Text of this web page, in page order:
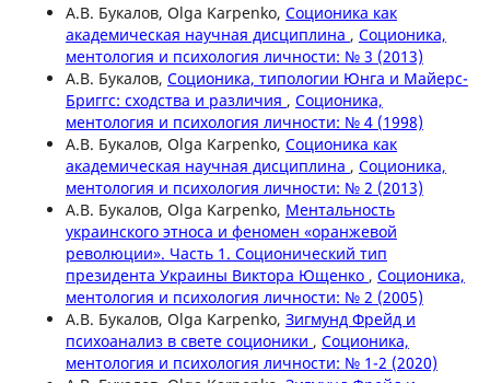
А.В. Букалов, Olga Karpenko, Соционика как
академическая научная дисциплина , Соционика,
ментология и психология личности: № 3 (2013)
А.В. Букалов, Соционика, типологии Юнга и Майерс-
Бриггс: сходства и различия , Соционика,
ментология и психология личности: № 4 (1998)
А.В. Букалов, Olga Karpenko, Соционика как
академическая научная дисциплина , Соционика,
ментология и психология личности: № 2 (2013)
А.В. Букалов, Olga Karpenko, Ментальность
украинского этноса и феномен «оранжевой
революции». Часть 1. Соционический тип
президента Украины Виктора Ющенко , Соционика,
ментология и психология личности: № 2 (2005)
А.В. Букалов, Olga Karpenko, Зигмунд Фрейд и
психоанализ в свете соционики , Соционика,
ментология и психология личности: № 1-2 (2020)